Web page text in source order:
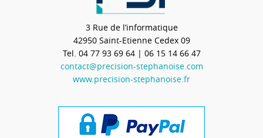
3 Rue de l’informatique
42950 Saint-Etienne Cedex 09
Tel. 04 77 93 69 64| 06 15 14 66 47
contact@precision-stephanoise.com
www.precision-stephanoise.fr